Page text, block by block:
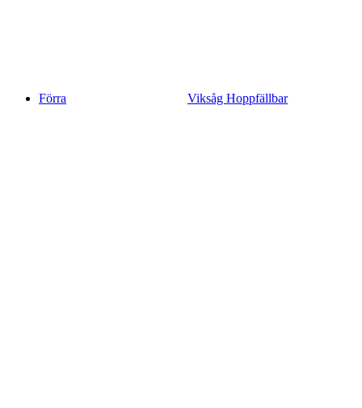
Förra Viksåg Hoppfällbar